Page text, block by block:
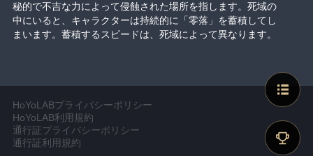
秘的で不吉な力によって侵蝕された場所を指します。死域の
中にいると、キャラクターは持続的に「零落」を蓄積してし
まいます。蓄積するスピードは、死域によって異なります。
HoYoLABプライバシーポリシー
HoYoLAB利用規約
通行証プライバシーポリシー
通行証利用規約